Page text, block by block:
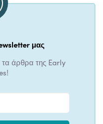
μας
άρθρα της Early